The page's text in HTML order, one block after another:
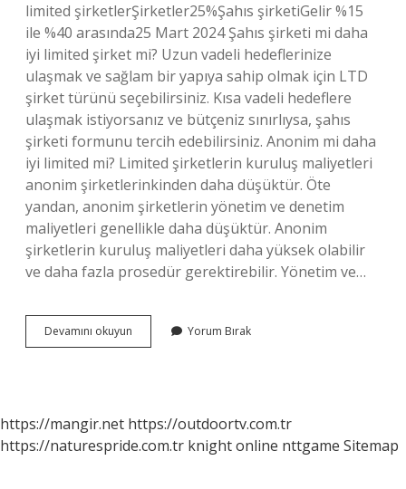
limited şirketlerŞirketler25%Şahıs şirketiGelir %15
ile %40 arasında25 Mart 2024 Şahıs şirketi mi daha
iyi limited şirket mi? Uzun vadeli hedeflerinize
ulaşmak ve sağlam bir yapıya sahip olmak için LTD
şirket türünü seçebilirsiniz. Kısa vadeli hedeflere
ulaşmak istiyorsanız ve bütçeniz sınırlıysa, şahıs
şirketi formunu tercih edebilirsiniz. Anonim mi daha
iyi limited mi? Limited şirketlerin kuruluş maliyetleri
anonim şirketlerinkinden daha düşüktür. Öte
yandan, anonim şirketlerin yönetim ve denetim
maliyetleri genellikle daha düşüktür. Anonim
şirketlerin kuruluş maliyetleri daha yüksek olabilir
ve daha fazla prosedür gerektirebilir. Yönetim ve…
Devamını okuyun
Şirket
Yorum Bırak
https://mangir.net https://outdoortv.com.tr
https://naturespride.com.tr knight online nttgame Sitemap